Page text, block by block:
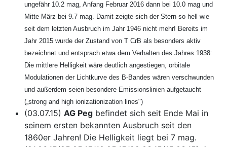
ungefähr 10.2 mag, Anfang Februar 2016 dann bei 10.0 mag und
Mitte März bei 9.7 mag. Damit zeigte sich der Stern so hell wie
seit dem letzten Ausbruch im Jahr 1946 nicht mehr! Bereits im
Jahr 2015 wurde der Zustand von T CrB als besonders aktiv
bezeichnet und entsprach etwa dem Verhalten des Jahres 1938:
Die mittlere Helligkeit wäre deutlich angestiegen, orbitale
Modulationen der Lichtkurve des B-Bandes wären verschwunden
und außerdem seien besondere Emissionslinien aufgetaucht
(„strong and high ionizationization lines")
(03.07.15) AG Peg befindet sich seit Ende Mai in
seinem ersten bekannten Ausbruch seit den
1860er Jahren! Die Helligkeit liegt bei 7 mag.